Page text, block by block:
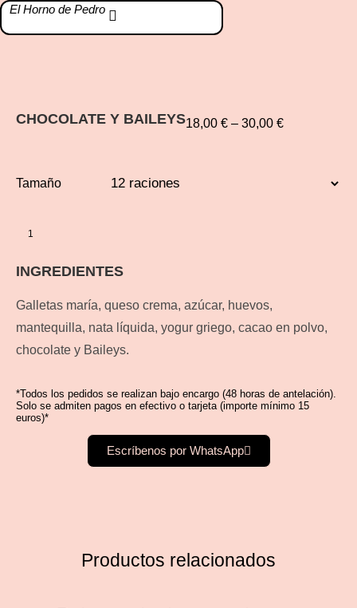
El Horno de Pedro
CHOCOLATE Y BAILEYS18,00 € – 30,00 €
Tamaño
INGREDIENTES
Galletas maría, queso crema, azúcar, huevos,
mantequilla, nata líquida, yogur griego, cacao en polvo,
chocolate y Baileys.
*Todos los pedidos se realizan bajo encargo (48 horas de antelación).
Solo se admiten pagos en efectivo o tarjeta (importe mínimo 15
euros)*
Escríbenos por WhatsApp
Productos relacionados